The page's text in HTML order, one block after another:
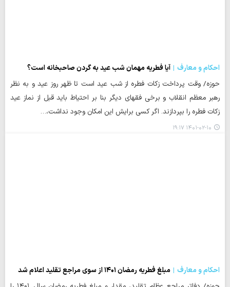
احکام و معارف
آیا فطریه مهمان شب عید به گردن صاحبخانه است؟
حوزه/ وقت پرداخت زکات فطره از شب عید است تا ظهر روز عید و به نظر
رهبر معظم انقلاب و برخی فقهای دیگر بنا بر احتیاط باید قبل از نماز عید
زکات فطره را بپردازند. اگر کسی برایش این امکان وجود نداشت،…
۱۴۰۱-۰۲-۱۰ ۱۹:۱۷
احکام و معارف
مبلغ فطریه رمضان ۱۴۰۱ از سوی مراجع تقلید اعلام شد